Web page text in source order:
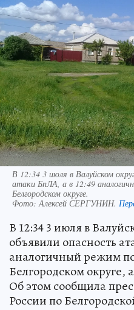
В 12:34 3 июля в Валуйском
атаки БпЛА, а в 12:49
Белгородском округе.
Фото:Алексей СЕРГУНИН.
В 12:34 3 июля в
объявили опасность
аналогичный режим
Белгородском округе,
Об этом сообщила
России по